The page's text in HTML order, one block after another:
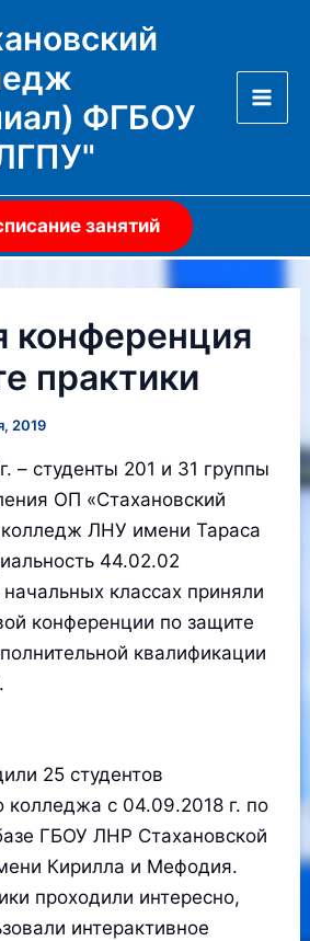
ФГБОУ
занятий
конференция
практики
2019
– студенты 201 и 31 группы
ОП «Стахановский
колледж ЛНУ имени Тараса
44.02.02
классах приняли
конференции по защите
квалификации
25 студентов
колледжа с 04.09.2018 г. по
ГБОУ ЛНР Стахановской
Кирилла и Мефодия.
проходили интересно,
интерактивное